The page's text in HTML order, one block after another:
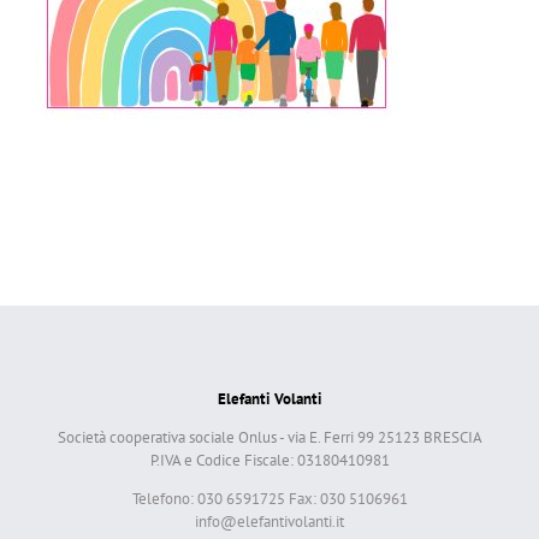
Elefanti Volanti
Società cooperativa sociale Onlus - via E. Ferri 99 25123 BRESCIA
P.IVA e Codice Fiscale: 03180410981
Telefono: 030 6591725 Fax: 030 5106961
info@elefantivolanti.it